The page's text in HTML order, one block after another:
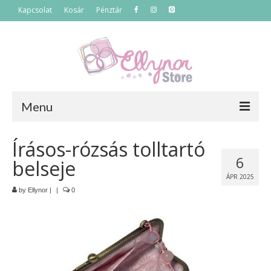
Kapcsolat Kosár Pénztár
Menu
Főoldal
Termékek
Szettek
Neszeszerek
6
ÁPR 2025
Írásos-rózsás tolltartó
belseje
by Ellynor | | 0